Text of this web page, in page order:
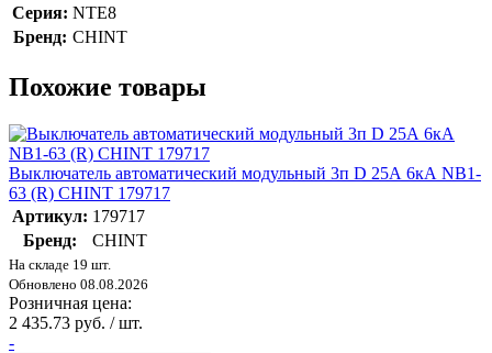
Серия: NTE8
Бренд: CHINT
Похожие товары
Выключатель автоматический модульный 3п D 25А 6кА NB1-
63 (R) CHINT 179717
Артикул: 179717
Бренд:
CHINT
На складе 19 шт.
Обновлено 08.08.2026
Розничная цена:
2 435.73 руб. / шт.
-